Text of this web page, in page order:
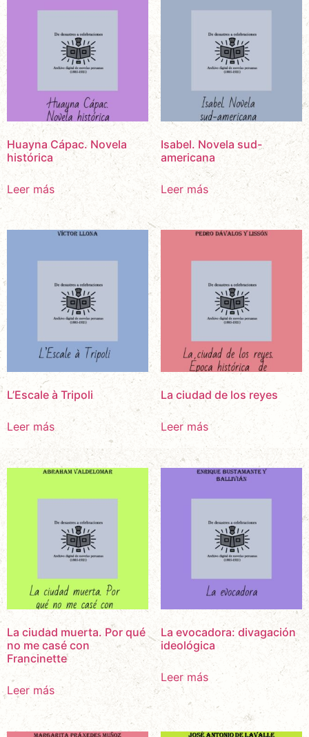
Huayna Cápac. Novela
histórica
Leer más
Isabel. Novela sud-
americana
Leer más
L’Escale à Tripoli
Leer más
La ciudad de los reyes
Leer más
La ciudad muerta. Por qué
no me casé con
Francinette
Leer más
La evocadora: divagación
ideológica
Leer más